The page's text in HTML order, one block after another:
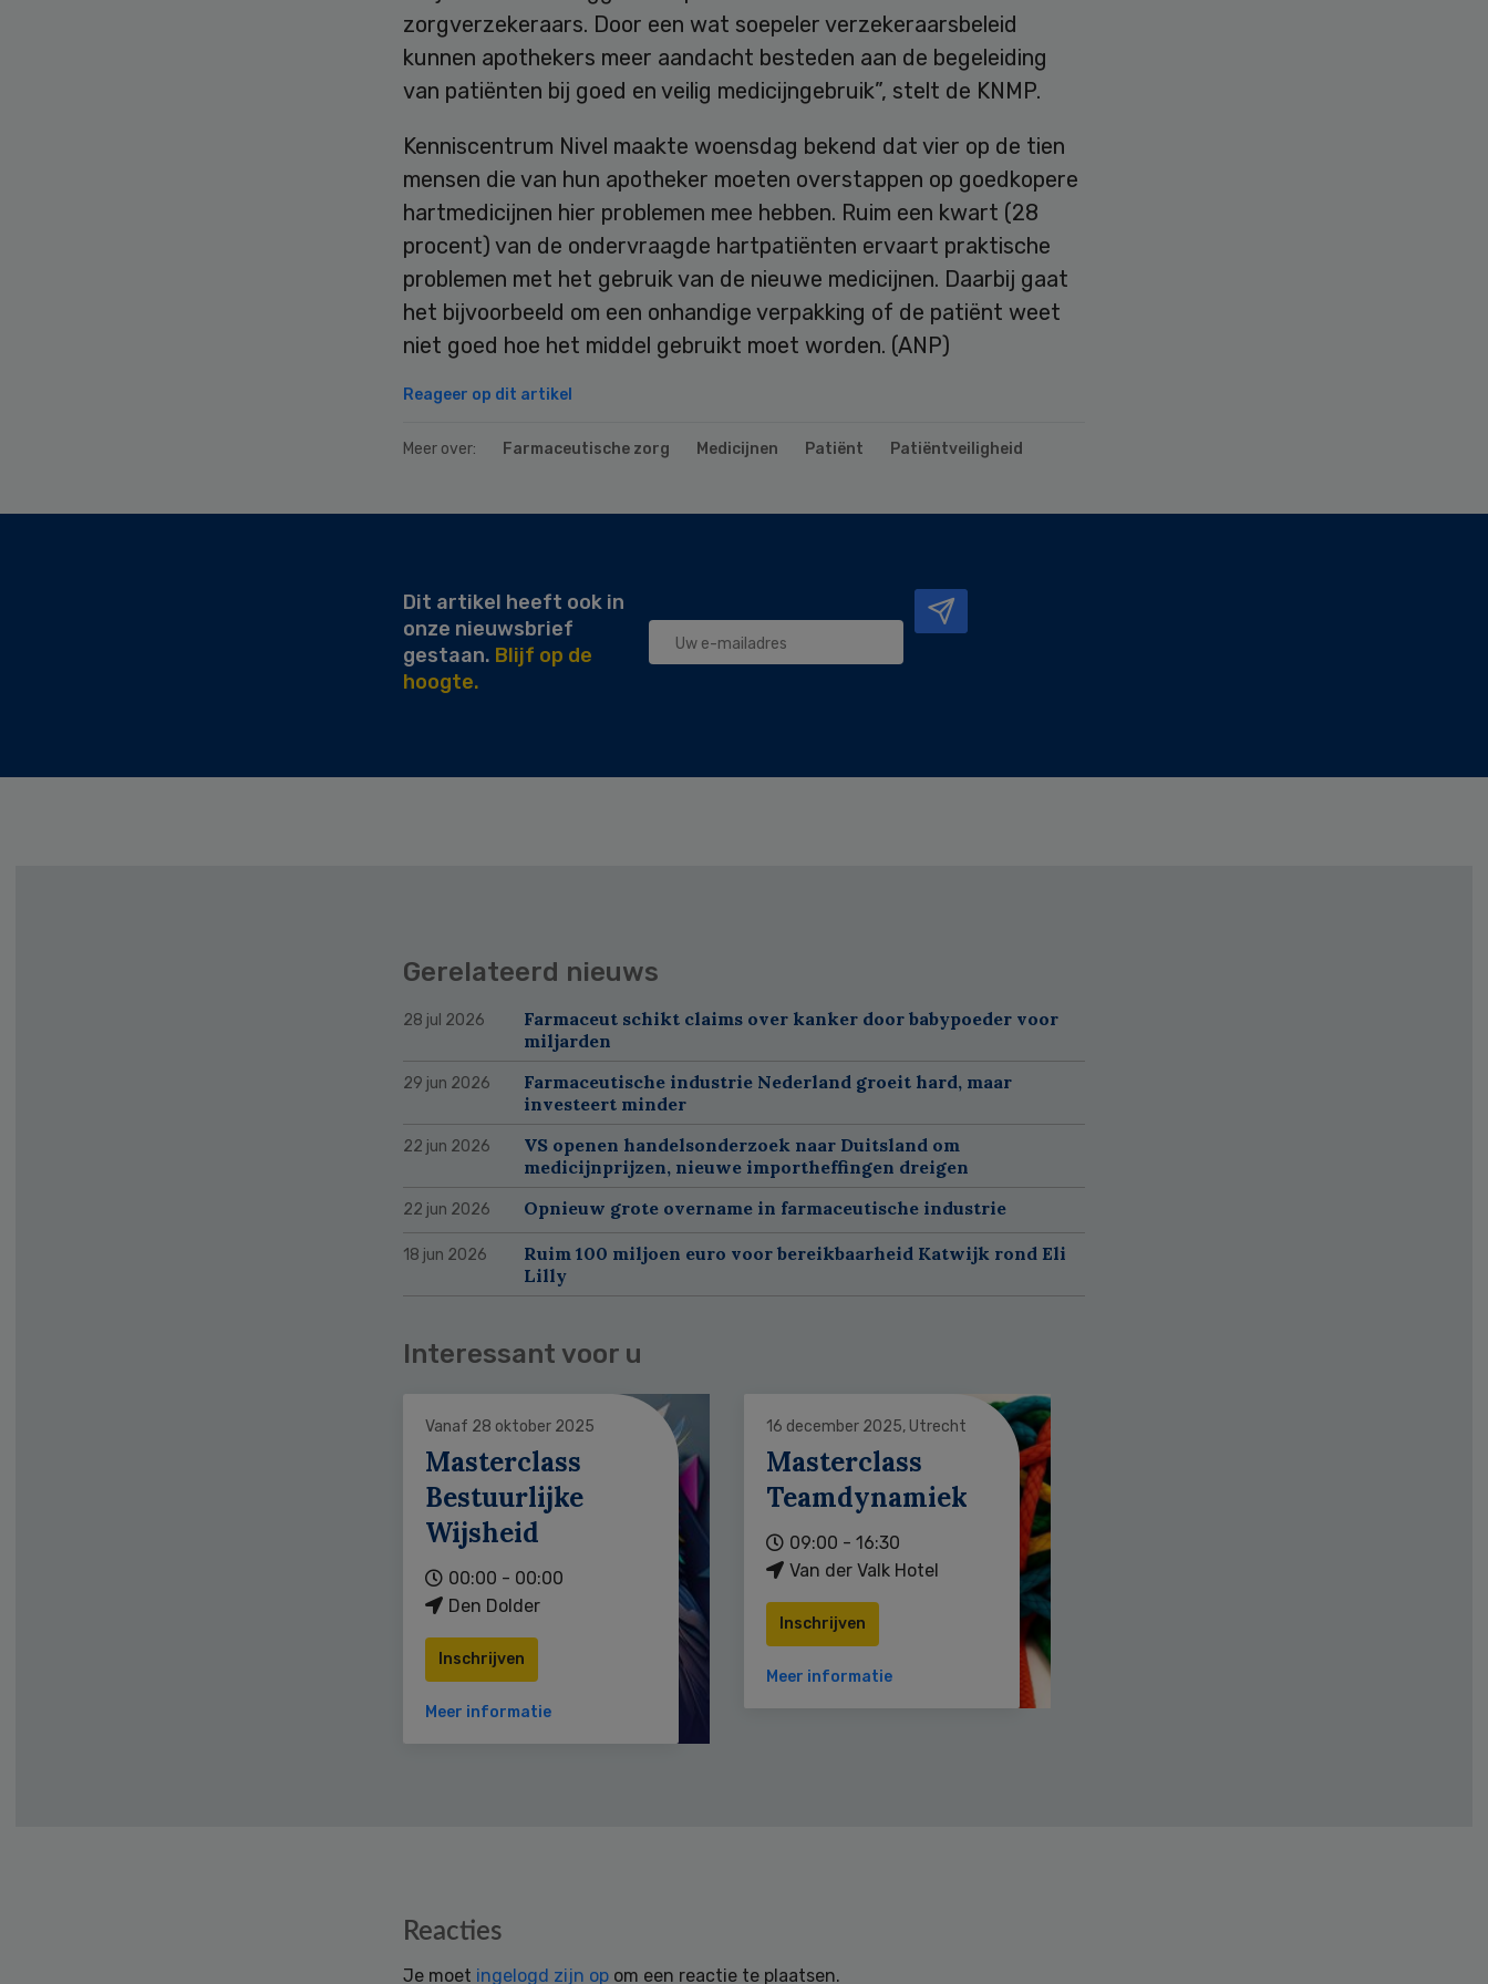
zorgverzekeraars. Door een wat soepeler verzekeraarsbeleid
kunnen apothekers meer aandacht besteden aan de begeleiding
van patiënten bij goed en veilig medicijngebruik”, stelt de KNMP.
Kenniscentrum Nivel maakte woensdag bekend dat vier op de tien
mensen die van hun apotheker moeten overstappen op goedkopere
hartmedicijnen hier problemen mee hebben. Ruim een kwart (28
procent) van de ondervraagde hartpatiënten ervaart praktische
problemen met het gebruik van de nieuwe medicijnen. Daarbij gaat
het bijvoorbeeld om een onhandige verpakking of de patiënt weet
niet goed hoe het middel gebruikt moet worden. (ANP)
Reageer op dit artikel
Meer over: Farmaceutische zorg Medicijnen Patiënt Patiëntveiligheid
Dit artikel heeft ook in
onze nieuwsbrief
gestaan. Blijf op de
hoogte.
Gerelateerd nieuws
28 jul 2026
Farmaceut schikt claims over kanker door babypoeder voor
miljarden
29 jun 2026
Farmaceutische industrie Nederland groeit hard, maar
investeert minder
22 jun 2026
VS openen handelsonderzoek naar Duitsland om
medicijnprijzen, nieuwe importheffingen dreigen
22 jun 2026 Opnieuw grote overname in farmaceutische industrie
18 jun 2026
Ruim 100 miljoen euro voor bereikbaarheid Katwijk rond Eli
Lilly
Interessant voor u
Vanaf 28 oktober 2025
Masterclass
Bestuurlijke
Wijsheid
00:00 - 00:00
Den Dolder
Inschrijven
Meer informatie
16 december 2025, Utrecht
Masterclass
Teamdynamiek
09:00 - 16:30
Van der Valk Hotel
Inschrijven
Meer informatie
Reacties
Je moet ingelogd zijn op om een reactie te plaatsen.